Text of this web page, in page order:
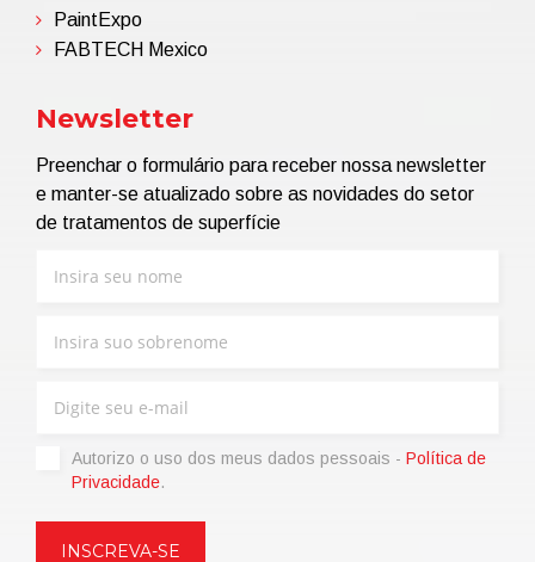
PaintExpo
FABTECH Mexico
Newsletter
Preenchar o formulário para receber nossa newsletter
e manter-se atualizado sobre as novidades do setor
de tratamentos de superfície
Autorizo ​​o uso dos meus dados pessoais - Política de
Privacidade.